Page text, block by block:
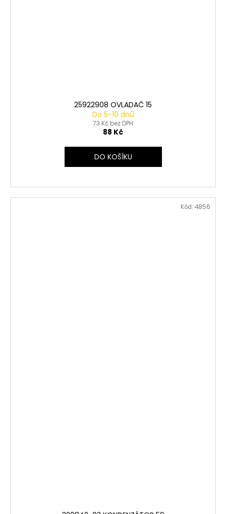
25922908 OVLADAČ 15
Do 5-10 dnů
73 Kč bez DPH
88 Kč
DO KOŠÍKU
Kód: 4856